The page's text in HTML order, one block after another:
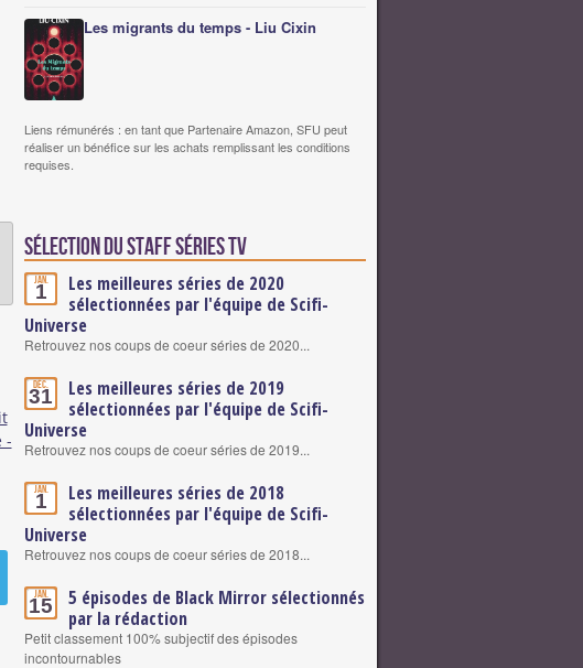
Les migrants du temps - Liu Cixin
Liens rémunérés : en tant que Partenaire Amazon, SFU peut
réaliser un bénéfice sur les achats remplissant les conditions
requises.
Sélection du staff Séries TV
Jan.
1
Les meilleures séries de 2020
sélectionnées par l'équipe de Scifi-
Universe
Retrouvez nos coups de coeur séries de 2020...
Déc.
31
Les meilleures séries de 2019
sélectionnées par l'équipe de Scifi-
Universe
Retrouvez nos coups de coeur séries de 2019...
Jan.
1
Les meilleures séries de 2018
sélectionnées par l'équipe de Scifi-
Universe
Retrouvez nos coups de coeur séries de 2018...
Jan.
15
5 épisodes de Black Mirror sélectionnés
par la rédaction
Petit classement 100% subjectif des épisodes
incontournables